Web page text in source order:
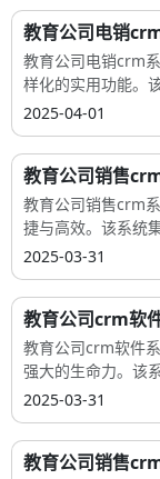
教育公司电销
教育公司电销crm
样化的实用功能。
2025-04-01
教育公司销售
教育公司销售crm
捷与高效。该系统
2025-03-31
教育公司crm软
教育公司crm软件
强大的生命力。该
2025-03-31
教育公司销售